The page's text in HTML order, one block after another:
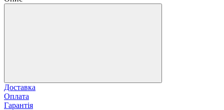
Доставка
Оплата
Гарантія